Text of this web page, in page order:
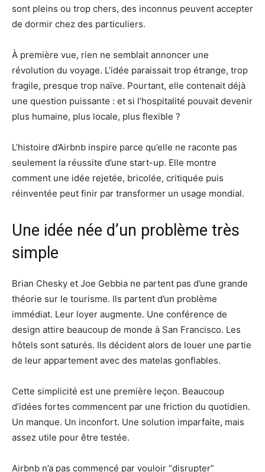
sont pleins ou trop chers, des inconnus peuvent accepter
de dormir chez des particuliers.
À première vue, rien ne semblait annoncer une
révolution du voyage. L’idée paraissait trop étrange, trop
fragile, presque trop naïve. Pourtant, elle contenait déjà
une question puissante : et si l’hospitalité pouvait devenir
plus humaine, plus locale, plus flexible ?
L’histoire d’Airbnb inspire parce qu’elle ne raconte pas
seulement la réussite d’une start-up. Elle montre
comment une idée rejetée, bricolée, critiquée puis
réinventée peut finir par transformer un usage mondial.
Une idée née d’un problème très
simple
Brian Chesky et Joe Gebbia ne partent pas d’une grande
théorie sur le tourisme. Ils partent d’un problème
immédiat. Leur loyer augmente. Une conférence de
design attire beaucoup de monde à San Francisco. Les
hôtels sont saturés. Ils décident alors de louer une partie
de leur appartement avec des matelas gonflables.
Cette simplicité est une première leçon. Beaucoup
d’idées fortes commencent par une friction du quotidien.
Un manque. Un inconfort. Une solution imparfaite, mais
assez utile pour être testée.
Airbnb n’a pas commencé par vouloir “disrupter”